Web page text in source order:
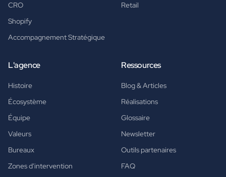
CRO
Shopify
Accompagnement Stratégique
Retail
L'agence
Histoire
Écosystème
Équipe
Valeurs
Bureaux
Zones d'intervention
Ressources
Blog & Articles
Réalisations
Glossaire
Newsletter
Outils partenaires
FAQ